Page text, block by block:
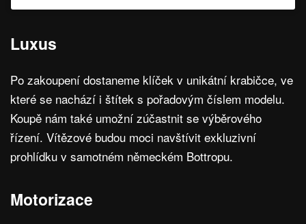
Luxus
Po zakoupení dostaneme klíček v unikátní krabičce, ve
které se nachází i štítek s pořadovým číslem modelu.
Koupě nám také umožní zúčastnit se výběrového
řízení. Vítězové budou moci navštívit exkluzivní
prohlídku v samotném německém Bottropu.
Motorizace